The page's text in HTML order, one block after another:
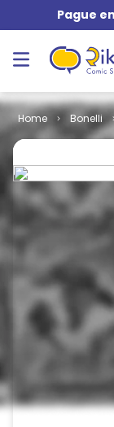
Pague
Bonelli